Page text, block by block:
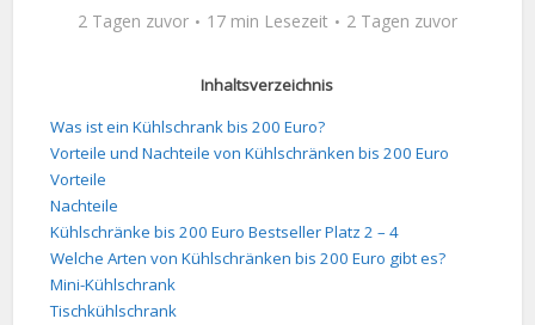
2 Tagen zuvor 17 min Lesezeit 2 Tagen zuvor
Inhaltsverzeichnis
Was ist ein Kühlschrank bis 200 Euro?
Vorteile und Nachteile von Kühlschränken bis 200 Euro
Vorteile
Nachteile
Kühlschränke bis 200 Euro Bestseller Platz 2 – 4
Welche Arten von Kühlschränken bis 200 Euro gibt es?
Mini-Kühlschrank
Tischkühlschrank